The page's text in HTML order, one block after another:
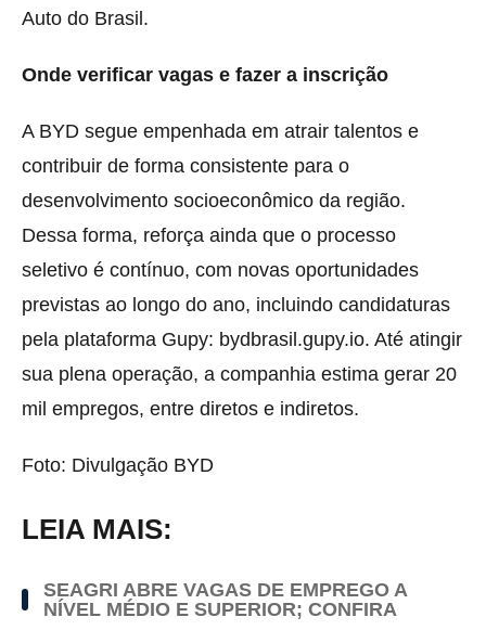
Auto do Brasil.
Onde verificar vagas e fazer a inscrição
A BYD segue empenhada em atrair talentos e
contribuir de forma consistente para o
desenvolvimento socioeconômico da região.
Dessa forma, reforça ainda que o processo
seletivo é contínuo, com novas oportunidades
previstas ao longo do ano, incluindo candidaturas
pela plataforma Gupy: bydbrasil.gupy.io. Até atingir
sua plena operação, a companhia estima gerar 20
mil empregos, entre diretos e indiretos.
Foto: Divulgação BYD
LEIA MAIS:
SEAGRI ABRE VAGAS DE EMPREGO A
NÍVEL MÉDIO E SUPERIOR; CONFIRA